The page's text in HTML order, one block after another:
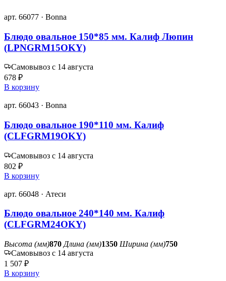
арт. 66077 · Bonna
Блюдо овальное 150*85 мм. Калиф Люпин
(LPNGRM15OKY)
Самовывоз с 14 августа
678 ₽
В корзину
арт. 66043 · Bonna
Блюдо овальное 190*110 мм. Калиф
(CLFGRM19OKY)
Самовывоз с 14 августа
802 ₽
В корзину
арт. 66048 · Атеси
Блюдо овальное 240*140 мм. Калиф
(CLFGRM24OKY)
Высота (мм)870 Длина (мм)1350 Ширина (мм)750
Самовывоз с 14 августа
1 507 ₽
В корзину